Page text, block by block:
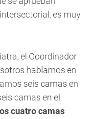
es muy
el Coordinador
hablamos en
seis camas en
camas en el
cuatro camas